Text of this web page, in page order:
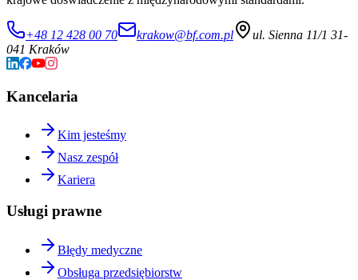
+48 12 428 00 70 krakow@bf.com.pl
ul. Sienna 11/1 31-
041 Kraków
Kancelaria
Kim jesteśmy
Nasz zespół
Kariera
Usługi prawne
Błędy medyczne
Obsługa przedsiębiorstw